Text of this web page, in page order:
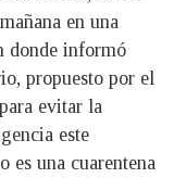
en una
donde informó
propuesto por el
evitar la
este
es una cuarentena